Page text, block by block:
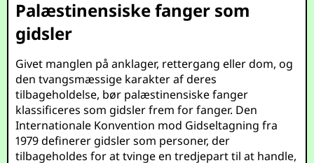
Palæstinensiske fanger som
gidsler
Givet manglen på anklager, rettergang eller dom, og
den tvangsmæssige karakter af deres
tilbageholdelse, bør palæstinensiske fanger
klassificeres som gidsler frem for fanger. Den
Internationale Konvention mod Gidseltagning fra
1979 definerer gidsler som personer, der
tilbageholdes for at tvinge en tredjepart til at handle,